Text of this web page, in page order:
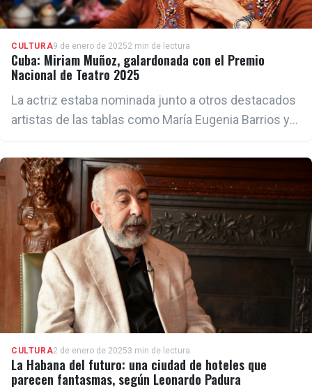
CULTURA9 de enero de 20252 min de lectura
Cuba: Miriam Muñoz, galardonada con el Premio
Nacional de Teatro 2025
La actriz estaba nominada junto a otros destacados
artistas de las tablas como María Eugenia Barrios y
CULTURA2 de enero de 20253 min de lectura
La Habana del futuro: una ciudad de hoteles que
parecen fantasmas, según Leonardo Padura